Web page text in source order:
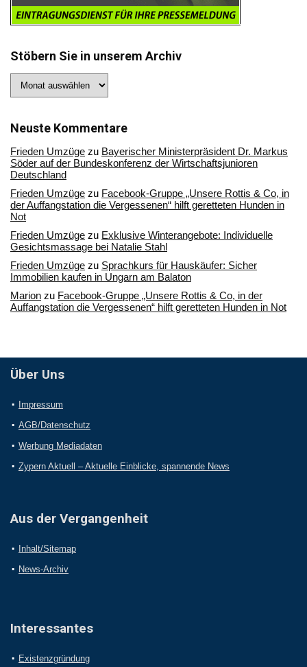
Stöbern Sie in unserem Archiv
Sie
Archiv
Neuste Kommentare
Frieden Umzüge zu Bayerischer Ministerpräsident Dr. Markus
Söder auf der Bundeskonferenz der Wirtschaftsjunioren
Deutschland
Frieden Umzüge zu Facebook-Gruppe „Unsere Rottis & Co, in
der Auffangstation die Vergessenen“ hilft geretteten Hunden in
Not
Frieden Umzüge zu Exklusive Winterangebote: Individuelle
Gesichtsmassage bei Natalie Stahl
Frieden Umzüge zu Sprachkurs für Hauskäufer: Sicher
Immobilien kaufen in Ungarn am Balaton
Marion zu Facebook-Gruppe „Unsere Rottis & Co, in der
Auffangstation die Vergessenen“ hilft geretteten Hunden in Not
Über Uns
Impressum
AGB/Datenschutz
Werbung Mediadaten
Zypern Aktuell – Aktuelle Einblicke, spannende News
Aus der Vergangenheit
Inhalt/Sitemap
News-Archiv
Interessantes
Existenzgründung